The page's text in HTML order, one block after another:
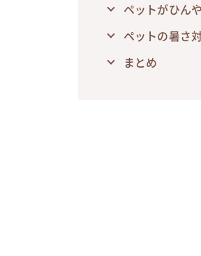
ペットがひん
ペットの暑さ
まとめ